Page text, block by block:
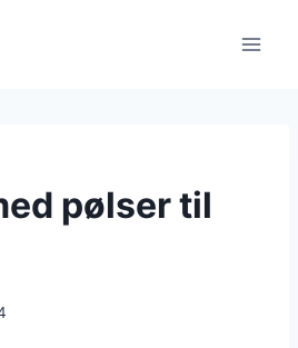
pølser til